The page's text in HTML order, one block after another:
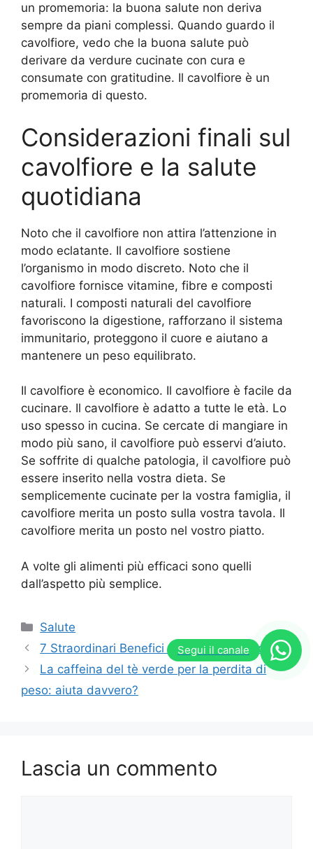
un promemoria: la buona salute non deriva
sempre da piani complessi. Quando guardo il
cavolfiore, vedo che la buona salute può
derivare da verdure cucinate con cura e
consumate con gratitudine. Il cavolfiore è un
promemoria di questo.
Considerazioni finali sul
cavolfiore e la salute
quotidiana
Noto che il cavolfiore non attira l’attenzione in
modo eclatante. Il cavolfiore sostiene
l’organismo in modo discreto. Noto che il
cavolfiore fornisce vitamine, fibre e composti
naturali. I composti naturali del cavolfiore
favoriscono la digestione, rafforzano il sistema
immunitario, proteggono il cuore e aiutano a
mantenere un peso equilibrato.
Il cavolfiore è economico. Il cavolfiore è facile da
cucinare. Il cavolfiore è adatto a tutte le età. Lo
uso spesso in cucina. Se cercate di mangiare in
modo più sano, il cavolfiore può esservi d’aiuto.
Se soffrite di qualche patologia, il cavolfiore può
essere inserito nella vostra dieta. Se
semplicemente cucinate per la vostra famiglia, il
cavolfiore merita un posto sulla vostra tavola. Il
cavolfiore merita un posto nel vostro piatto.
A volte gli alimenti più efficaci sono quelli
dall’aspetto più semplice.
Categorie
Salute
7 Straordinari Benefici della Doccia Fredda
La caffeina del tè verde per la perdita di
peso: aiuta davvero?
Lascia un commento
Segui il canale